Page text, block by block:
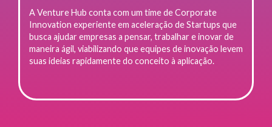
A Venture Hub conta com um time de Corporate
Innovation experiente em aceleração de Startups que
busca ajudar empresas a pensar, trabalhar e inovar de
maneira ágil, viabilizando que equipes de inovação levem
suas ideias rapidamente do conceito à aplicação.